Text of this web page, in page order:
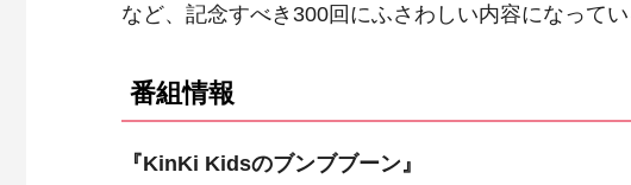
など、記念すべき300回にふさわしい内容になってい
番組情報
『KinKi Kidsのブンブブーン』